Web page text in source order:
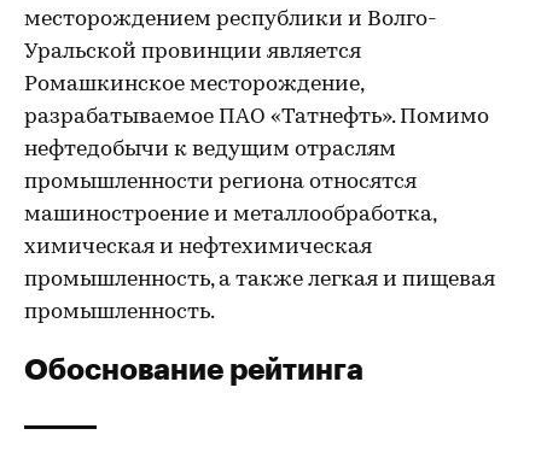
месторождением республики и Волго-
Уральской провинции является
Ромашкинское месторождение,
разрабатываемое ПАО «Татнефть». Помимо
нефтедобычи к ведущим отраслям
промышленности региона относятся
машиностроение и металлообработка,
химическая и нефтехимическая
промышленность, а также легкая и пищевая
промышленность.
Обоснование рейтинга